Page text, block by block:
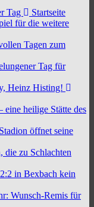
Tag
Startseite
für die weitere
Tagen zum
Tag für
Heinz Histing!
eine heilige Stätte des
öffnet seine
die zu Schlachten
in Bexbach kein
Wunsch-Remis für